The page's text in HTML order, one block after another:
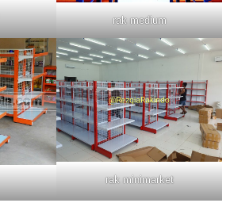
rak medium
rak minimarket